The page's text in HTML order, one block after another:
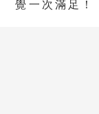
覺一次滿足！